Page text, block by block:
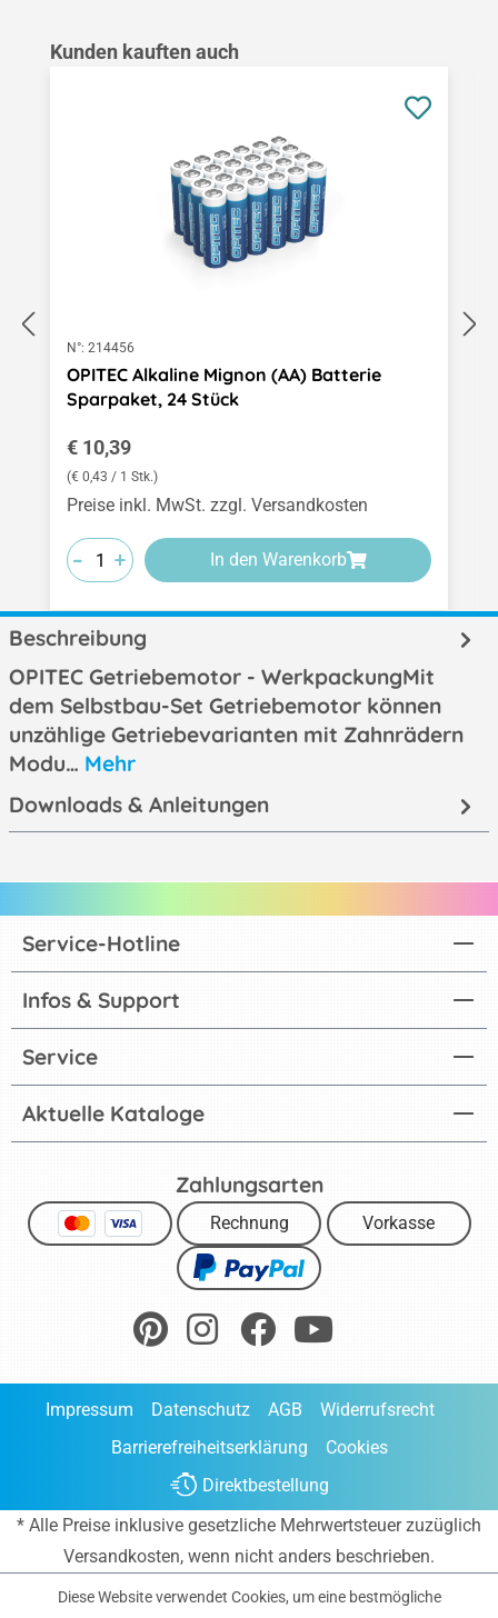
Produktgalerie überspringen
Kunden kauften auch
N°: 214456
OPITEC Alkaline Mignon (AA) Batterie
Sparpaket, 24 Stück
Regulärer Preis:
€ 10,39
(€ 0,43 / 1 Stk.)
Preise inkl. MwSt. zzgl. Versandkosten
-
-
- +
+
+ In den Warenkorb
Beschreibung
OPITEC Getriebemotor - WerkpackungMit
dem Selbstbau-Set Getriebemotor können
unzählige Getriebevarianten mit Zahnrädern
Modu… Mehr
Downloads & Anleitungen
Aktuelle Kataloge
Service-Hotline
Infos & Support
Service
Zahlungsarten
Rechnung Vorkasse
Impressum Datenschutz AGB
Widerrufsrecht
Barrierefreiheitserklärung
Cookies
Direktbestellung
* Alle Preise inklusive gesetzliche Mehrwertsteuer zuzüglich
Versandkosten, wenn nicht anders beschrieben.
Diese Website verwendet Cookies, um eine bestmögliche